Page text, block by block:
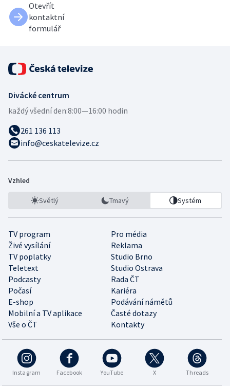
Otevřít
kontaktní
formulář
Divácké centrum
každý všední den:8:00—16:00 hodin
261 136 113
info@ceskatelevize.cz
Vzhled
Světlý Tmavý Systém
TV program
Pro média
Živé vysílání
Reklama
TV poplatky
Studio Brno
Teletext
Studio Ostrava
Podcasty
Rada ČT
Počasí
Kariéra
E-shop
Podávání námětů
Mobilní a TV aplikace
Časté dotazy
Vše o ČT
Kontakty
Instagram Facebook YouTube X Threads